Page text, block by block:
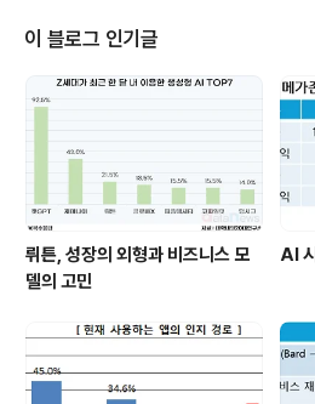
브랜드 인지도가 올라간 만큼 소비자들은 KTF에
고, 영상전화와 무선 인터넷을 사용을 했을까?
KTF의 실적을 마감하는 최종 NDR 자료에 있
KTF의 실속을 보도록 하자. 2006년에 비해 매
7% 상승했지만 알맹이 없는 상승일 뿐이라는 것
이 블로그 인기글
뤼튼, 성장의 외형과 비즈니스 모
델의 고민
AI